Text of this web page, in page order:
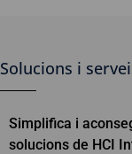
Solucions i
Simplifica i
solucions de HCI